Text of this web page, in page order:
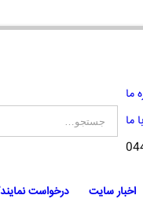
ما
ما
اخبار سایت درخواست